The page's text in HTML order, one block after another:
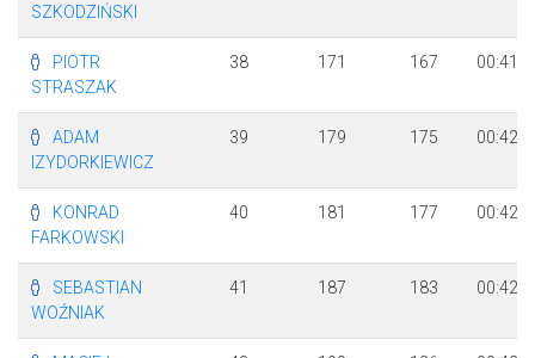
SZKODZIŃSKI
PIOTR
STRASZAK
38 171 167
ADAM
IZYDORKIEWICZ
39 179 175
KONRAD
FARKOWSKI
40 181 177
SEBASTIAN
WOŹNIAK
41 187 183